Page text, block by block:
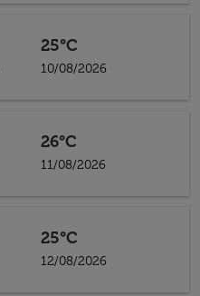
25°C
10/08/2026
26°C
11/08/2026
25°C
12/08/2026